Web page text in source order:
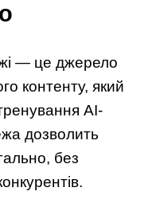
— це джерело
контенту, який
AI-
дозволить
без